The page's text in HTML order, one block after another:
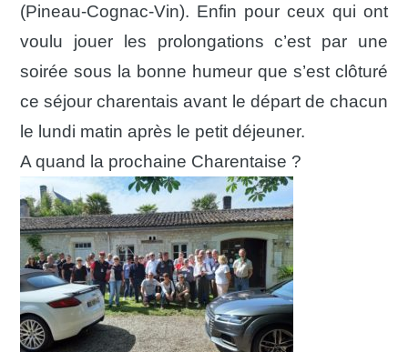
(Pineau-Cognac-Vin). Enfin pour ceux qui ont
voulu jouer les prolongations c’est par une
soirée sous la bonne humeur que s’est clôturé
ce séjour charentais avant le départ de chacun
le lundi matin après le petit déjeuner.
A quand la prochaine Charentaise ?